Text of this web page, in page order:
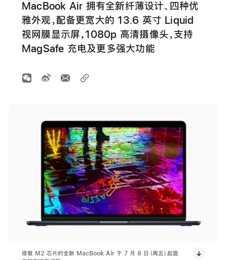
MacBook Air 拥有全新纤薄设计、四种优
雅外观，配备更宽大的 13.6 英寸 Liquid
视网膜显示屏，1080p 高清摄像头，支持
MagSafe 充电及更多强大功能
搭载 M2 芯片的全新 MacBook Air 于 7 月 8 日（周五）起面